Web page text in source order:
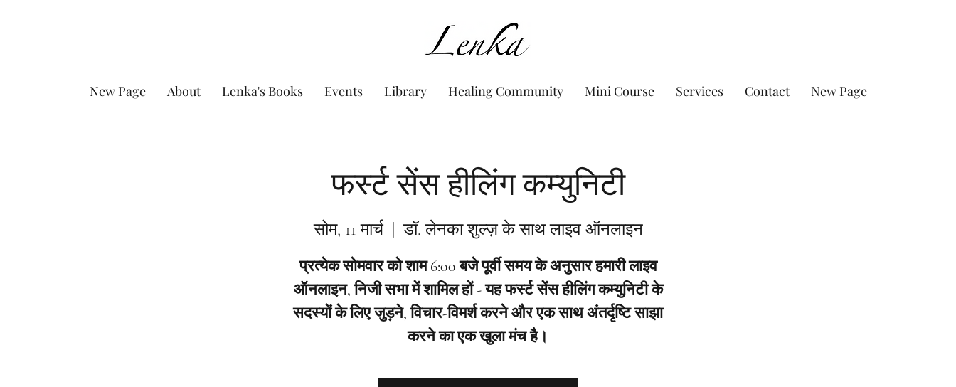
www.Lenka.org
New Page About Lenka's Books Events Library Healing Community Mini Course Services Contact New Page
फर्स्ट सेंस हीलिंग कम्युनिटी
सोम, 11 मार्च
  |
डॉ. लेनका शुल्ज़ के साथ लाइव ऑनलाइन
प्रत्येक सोमवार को शाम 6:00 बजे पूर्वी समय के अनुसार हमारी लाइव
ऑनलाइन, निजी सभा में शामिल हों - यह फर्स्ट सेंस हीलिंग कम्युनिटी के
सदस्यों के लिए जुड़ने, विचार-विमर्श करने और एक साथ अंतर्दृष्टि साझा
करने का एक खुला मंच है।